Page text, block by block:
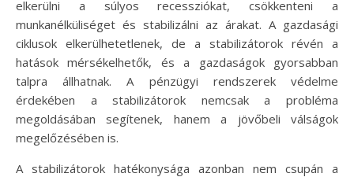
elkerülni a súlyos recessziókat, csökkenteni a
munkanélküliséget és stabilizálni az árakat. A gazdasági
ciklusok elkerülhetetlenek, de a stabilizátorok révén a
hatások mérsékelhetők, és a gazdaságok gyorsabban
talpra állhatnak. A pénzügyi rendszerek védelme
érdekében a stabilizátorok nemcsak a probléma
megoldásában segítenek, hanem a jövőbeli válságok
megelőzésében is.
A stabilizátorok hatékonysága azonban nem csupán a